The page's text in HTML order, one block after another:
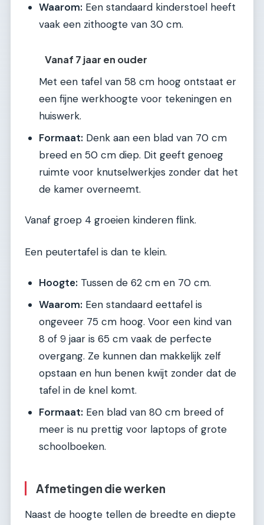
Waarom: Een standaard kinderstoel heeft
vaak een zithoogte van 30 cm.
Vanaf 7 jaar en ouder
Met een tafel van 58 cm hoog ontstaat er
een fijne werkhoogte voor tekeningen en
huiswerk.
Formaat: Denk aan een blad van 70 cm
breed en 50 cm diep. Dit geeft genoeg
ruimte voor knutselwerkjes zonder dat het
de kamer overneemt.
Vanaf groep 4 groeien kinderen flink.
Een peutertafel is dan te klein.
Hoogte: Tussen de 62 cm en 70 cm.
Waarom: Een standaard eettafel is
ongeveer 75 cm hoog. Voor een kind van
8 of 9 jaar is 65 cm vaak de perfecte
overgang. Ze kunnen dan makkelijk zelf
opstaan en hun benen kwijt zonder dat de
tafel in de knel komt.
Formaat: Een blad van 80 cm breed of
meer is nu prettig voor laptops of grote
schoolboeken.
Afmetingen die werken
Naast de hoogte tellen de breedte en diepte